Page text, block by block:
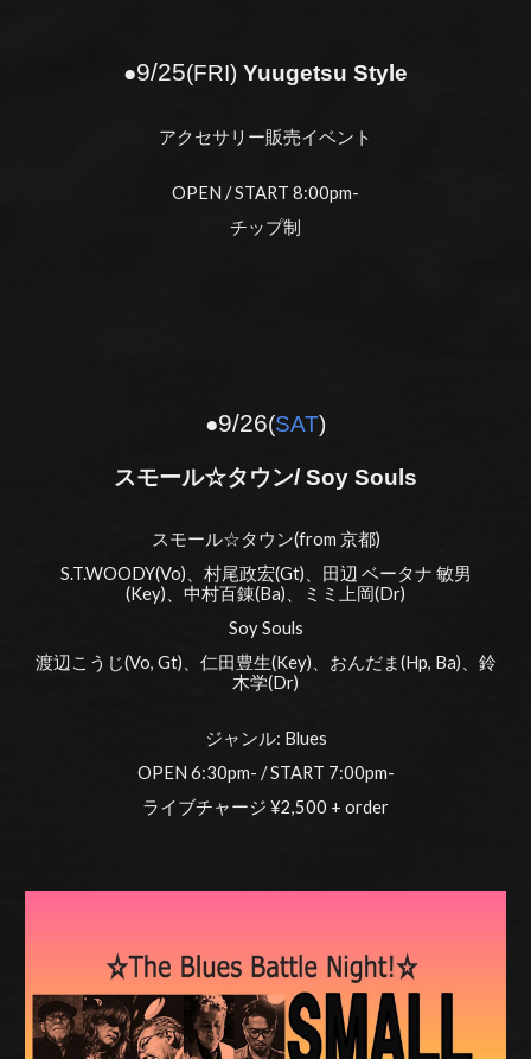
●9/25(FRI) Yuugetsu Style
アクセサリー販売イベント
OPEN / START 8:00pm-
チップ制
●9/26(SAT)
スモール☆タウン/ Soy Souls
スモール☆タウン(from 京都)
S.T.WOODY(Vo)、村尾政宏(Gt)、田辺 ベータナ 敏男
(Key)、中村百錬(Ba)、ミミ上岡(Dr)
Soy Souls
渡辺こうじ(Vo, Gt)、仁田豊生(Key)、おんだま(Hp, Ba)、鈴
木学(Dr)
ジャンル: Blues
OPEN 6:30pm- / START 7:00pm-
ライブチャージ ¥2,500 + order